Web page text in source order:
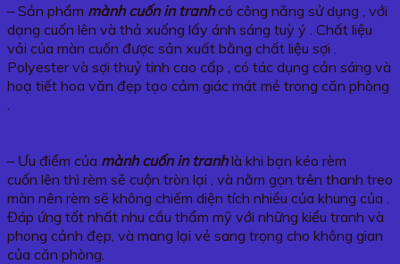
– Sản phẩm mành cuốn in tranhcó công năng sử dụng , với
dạng cuốn lên và thả xuống lấy ánh sáng tuỳ ý . Chất liệu
vải của màn cuốn được sản xuất bằng chất liệu sợi .
Polyester và sợi thuỷ tinh cao cấp , có tác dụng cản sáng và
hoạ tiết hoa văn đẹp tạo cảm giác mát mẻ trong căn phòng
– Ưu điểm của mành cuốn in tranhlà khi bạn kéo rèm
cuốn lên thì rèm sẽ cuộn tròn lại , và nằm gọn trên thanh treo
màn nên rèm sẽ không chiếm diện tích nhiều của khung của .
Đáp ứng tốt nhất nhu cầu thẩm mỹ với những kiểu tranh và
phong cảnh đẹp, và mang lại vẻ sang trọng cho không gian
của căn phòng.